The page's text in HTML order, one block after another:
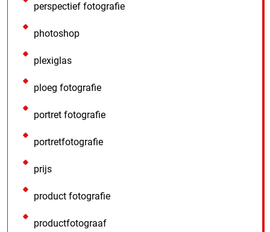
perspectief fotografie
photoshop
plexiglas
ploeg fotografie
portret fotografie
portretfotografie
prijs
product fotografie
productfotograaf